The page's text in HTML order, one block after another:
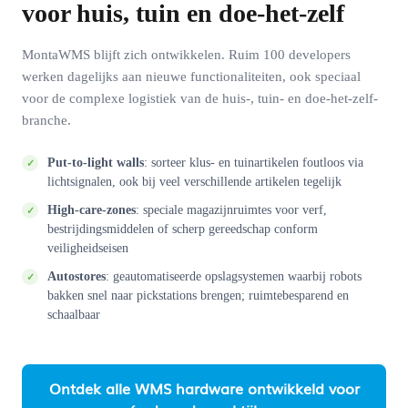
voor huis, tuin en doe-het-zelf
MontaWMS blijft zich ontwikkelen. Ruim 100 developers
werken dagelijks aan nieuwe functionaliteiten, ook speciaal
voor de complexe logistiek van de huis-, tuin- en doe-het-zelf-
branche.
Put-to-light walls: sorteer klus- en tuinartikelen foutloos via
lichtsignalen, ook bij veel verschillende artikelen tegelijk
High-care-zones: speciale magazijnruimtes voor verf,
bestrijdingsmiddelen of scherp gereedschap conform
veiligheidseisen
Autostores: geautomatiseerde opslagsystemen waarbij robots
bakken snel naar pickstations brengen; ruimtebesparend en
schaalbaar
Ontdek alle WMS hardware ontwikkeld voor